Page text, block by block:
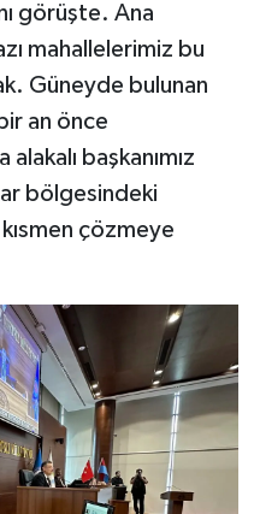
görüşte. Ana
mahallelerimiz bu
Güneyde bulunan
an önce
başkanımız
bölgesindeki
çözmeye